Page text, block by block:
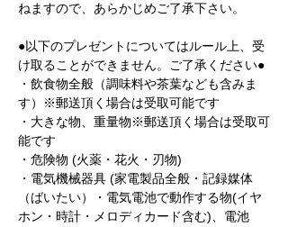
ねますので、あらかじめご了承下さい。
●以下のプレゼントについてはルール上、受
け取ることができません。ご了承ください●
・飲食物全般（調味料や茶葉なども含みま
す）※郵送頂く場合は受取可能です
・大きな物、重量物※郵送頂く場合は受取可
能です
・危険物 (火薬・花火・刃物)
・電気機械器具 (家電製品全般・記録媒体
（ばいたい）・電気電池で動作する物(イヤ
ホン・時計・メロディカード含む)、電池